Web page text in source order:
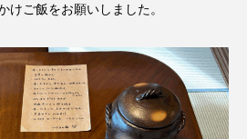
けご飯をお願いしました。